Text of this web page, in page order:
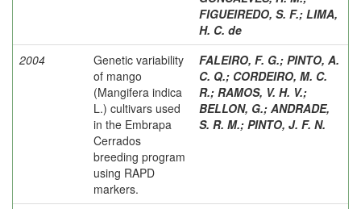
FIGUEIREDO, S. F.; LIMA,
H. C. de
2004
Genetic variability
of mango
(Mangifera indica
L.) cultivars used
in the Embrapa
Cerrados
breeding program
using RAPD
markers.
FALEIRO, F. G.; PINTO, A.
C. Q.; CORDEIRO, M. C.
R.; RAMOS, V. H. V.;
BELLON, G.; ANDRADE,
S. R. M.; PINTO, J. F. N.